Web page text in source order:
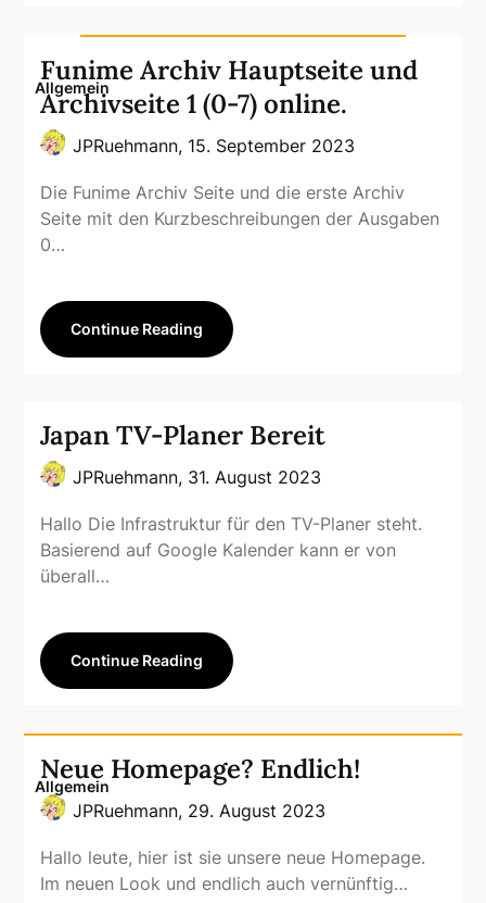
Allgemein
Funime Archiv Hauptseite und
Archivseite 1 (0-7) online.
JPRuehmann, 15. September 2023
Die Funime Archiv Seite und die erste Archiv
Seite mit den Kurzbeschreibungen der Ausgaben
0…
Continue Reading
Japan TV-Planer Bereit
JPRuehmann, 31. August 2023
Hallo Die Infrastruktur für den TV-Planer steht.
Basierend auf Google Kalender kann er von
überall…
Continue Reading
Allgemein
Neue Homepage? Endlich!
JPRuehmann, 29. August 2023
Hallo leute, hier ist sie unsere neue Homepage.
Im neuen Look und endlich auch vernünftig…